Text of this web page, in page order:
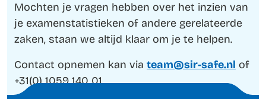
Mochten je vragen hebben over het inzien van
je examenstatistieken of andere gerelateerde
zaken, staan we altijd klaar om je te helpen.
Contact opnemen kan via team@sir-safe.nl of
+31(0) 1059 140 01